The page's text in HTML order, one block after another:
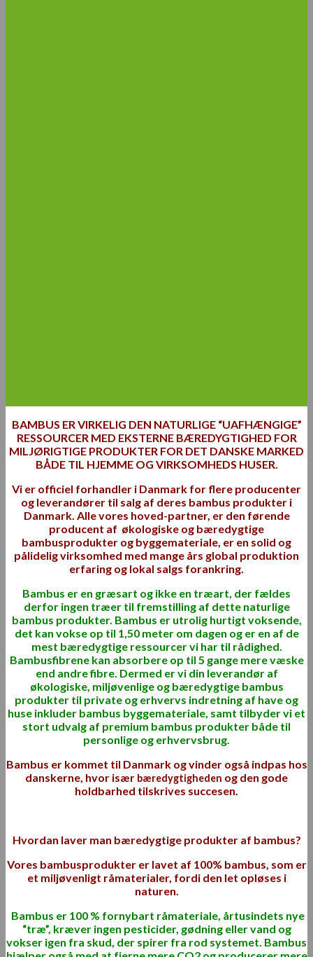
BAMBUS ER VIRKELIG DEN NATURLIGE “UAFHÆNGIGE”
RESSOURCER MED EKSTERNE BÆREDYGTIGHED FOR
MILJØRIGTIGE PRODUKTER FOR DET DANSKE MARKED
BÅDE TIL HJEMME OG VIRKSOMHEDS HUSER.
Vi er officiel forhandler i Danmark for flere producenter
og leverandører til salg af deres bambus produkter i
Danmark. Alle vores hoved-partner, er den førende
producent af økologiske og bæredygtige
bambusprodukter og byggemateriale, er en solid og
pålidelig virksomhed med mange års global produktion
erfaring og lokal salgs forankring.
Bambus er en græsart og ikke en træart, der fældes
derfor ingen træer til fremstilling af dette naturlige
bambus produkter. Bambus er utrolig hurtigt voksende,
det kan vokse op til 1,50 meter om dagen og er en af de
mest bæredygtige ressourcer vi har til rådighed.
Bambusfibrene kan absorbere op til 5 gange mere væske
end andre fibre. Dermed er vi din leverandør af
økologiske, miljøvenlige og bæredygtige bambus
produkter til private og erhvervs indretning af have og
huse inkluder bambus byggemateriale, samt tilbyder vi et
stort udvalg af premium bambus produkter både til
personlige og erhvervsbrug.
Bambus er kommet til Danmark og vinder også indpas hos
danskerne, hvor især bæredygtigheden og den gode
holdbarhed tilskrives succesen.
Hvordan laver man bæredygtige produkter af bambus?
Vores bambusprodukter er lavet af 100% bambus, som er
et miljøvenligt råmaterialer, fordi den let opløses i
naturen.
Bambus er 100 % fornybart råmateriale, årtusindets nye
“træ”, kræver ingen pesticider, gødning eller vand og
vokser igen fra skud, der spirer fra rod systemet. Bambus